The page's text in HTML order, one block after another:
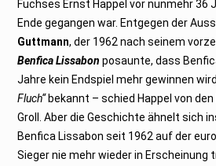
Fuchses Ernst Happel vor nunmehr 36
Ende gegangen war. Entgegen der
Guttmann, der 1962 nach seinem
Benfica Lissabon posaunte, dass
Jahre kein Endspiel mehr gewinnen
Fluch“bekannt – schied Happel von
Groll. Aber die Geschichte ähnelt sich
Benfica Lissabon seit 1962 auf der
Sieger nie mehr wieder in Erscheinung